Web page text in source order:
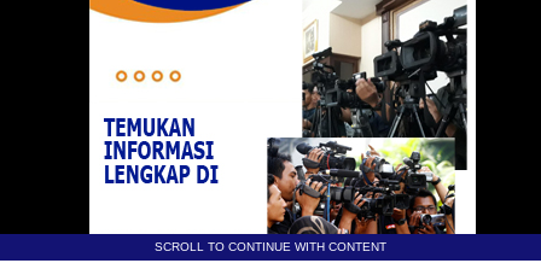
SCROLL TO CONTINUE WITH CONTENT